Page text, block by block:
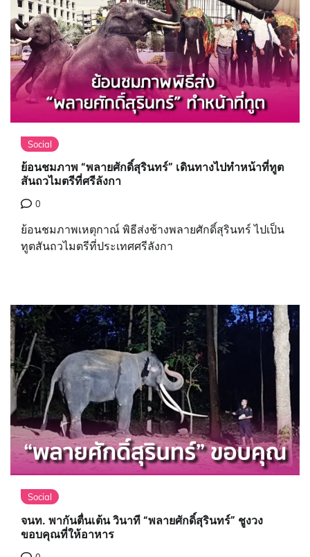
Social
ย้อนชมภาพ “พลายศักดิ์สุรินทร์” เดินทางไปทำหน้าที่ทูต
สันถวไมตรีที่ศรีลังกา
0
ย้อนชมภาพเหตุกาณ์ พิธีส่งช้างพลายศักดิ์สุรินทร์ ไปเป็น
ทูตสันถวไมตรีที่ประเทศศรีลังกา
Social
จนท. พากันตื่นเต้น วินาที “พลายศักดิ์สุรินทร์” ชูงวง
ขอบคุณที่ให้อาหาร